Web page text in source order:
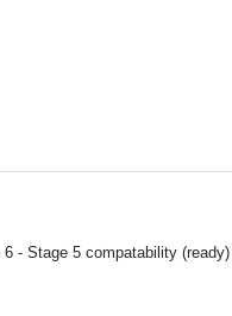
- Stage 5 compatability (ready)